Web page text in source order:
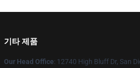
기타 제품
Our Head Office: 12740 High Bluff Dr, San